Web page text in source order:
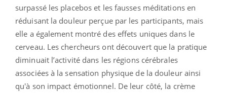
surpassé les placebos et les fausses méditations en
réduisant la douleur perçue par les participants, mais
elle a également montré des effets uniques dans le
cerveau. Les chercheurs ont découvert que la pratique
diminuait l’activité dans les régions cérébrales
associées à la sensation physique de la douleur ainsi
qu'à son impact émotionnel. De leur côté, la crème